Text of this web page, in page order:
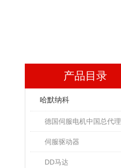
产品目录
哈默纳科
德国伺服电机中国总代理
伺服驱动器
DD马达